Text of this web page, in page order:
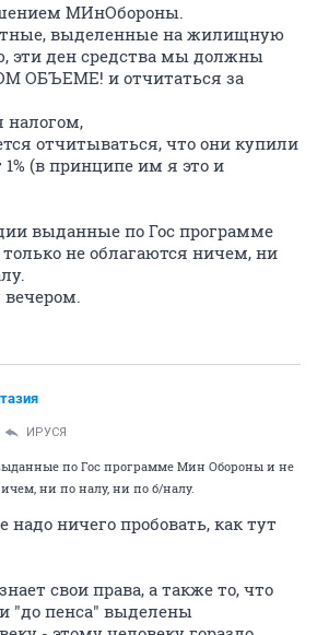
МИнОбороны.
выделенные на жилищную
эти ден средства мы должны
ОБЪЕМЕ! и отчитаться за
налогом,
отчитываться, что они купили
1% (в принципе им я это и
выданные по Гос программе
не облагаются ничем, ни
ИРУСЯ
по Гос программе Мин Обороны и не
ни по налу, ни по б/налу.
ничего пробовать, как тут
свои права, а также то, что
"до пенса" выделены